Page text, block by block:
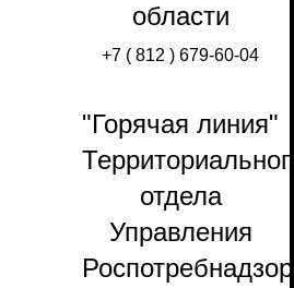
области
+7 ( 812 ) 679-60-04
"Горячая линия"
Территориального
отдела
Управления
Роспотребнадзора